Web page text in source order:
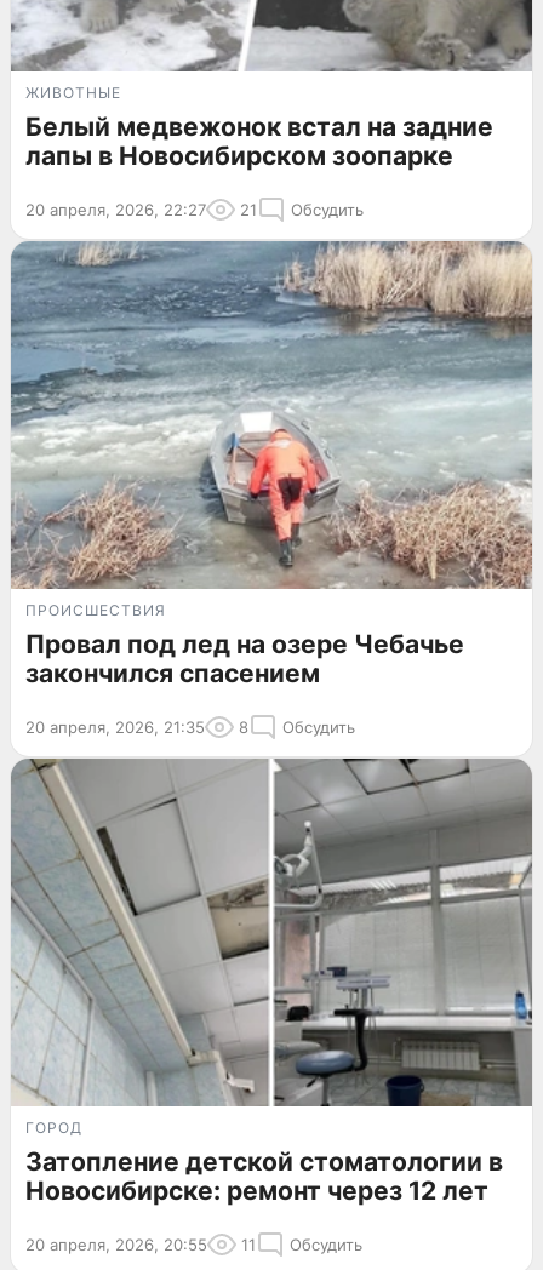
ЖИВОТНЫЕ
Белый медвежонок встал на задние
лапы в Новосибирском зоопарке
20 апреля, 2026, 22:27 21 Обсудить
ПРОИСШЕСТВИЯ
Провал под лед на озере Чебачье
закончился спасением
20 апреля, 2026, 21:35 8 Обсудить
ГОРОД
Затопление детской стоматологии в
Новосибирске: ремонт через 12 лет
20 апреля, 2026, 20:55 11 Обсудить